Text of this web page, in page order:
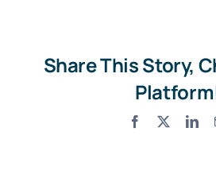
Share This Story,
Facebook